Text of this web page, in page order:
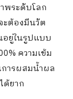
พระดับโลก
ะต้องมีนวัต
อยู่ในรูปแบบ
ความเข้ม
ารผสมน้ำผล
ด้ยาก